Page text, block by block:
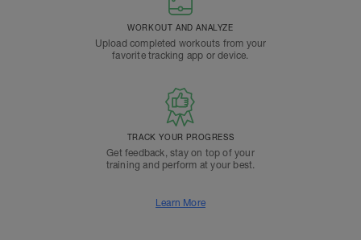
WORKOUT AND ANALYZE
Upload completed workouts from your
favorite tracking app or device.
TRACK YOUR PROGRESS
Get feedback, stay on top of your
training and perform at your best.
Learn More